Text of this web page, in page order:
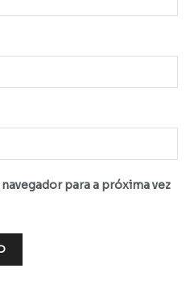
para a próxima vez